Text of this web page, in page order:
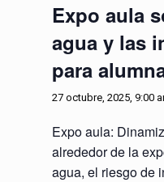
Expo aula
agua y las
para
27 octubre, 2025, 9:00
Expo aula:
alrededor de la
agua, el riesgo de